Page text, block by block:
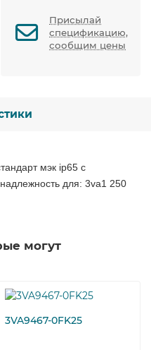
Присылай
спецификацию,
сообщим цены
мэк ip65 с
для: 3va1 250
могут
3VA9467-0FK25